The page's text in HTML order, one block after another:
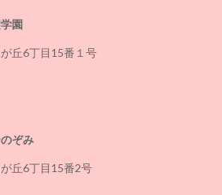
園
丘6丁目15番１号
ぞみ
丘6丁目15番2号